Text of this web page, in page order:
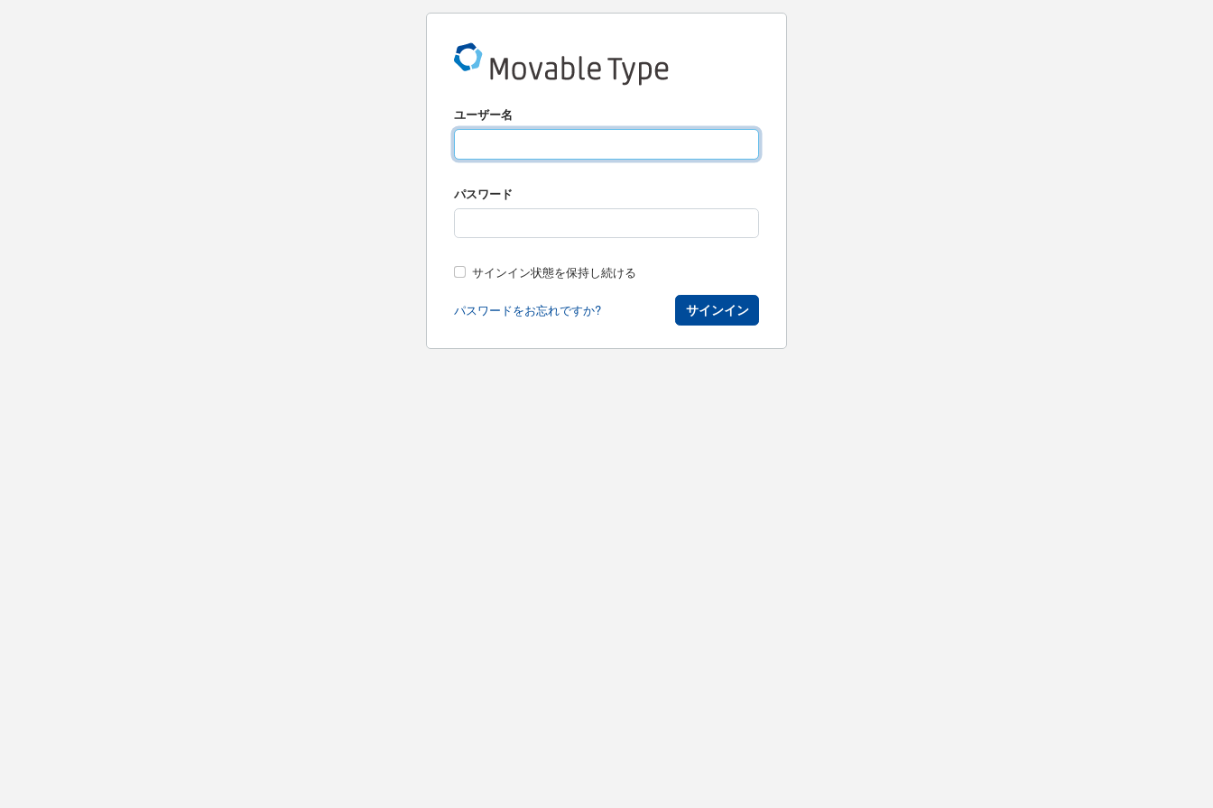
ユーザー名
パスワード
サインイン状態を保持し続ける
パスワードをお忘れですか? サインイン